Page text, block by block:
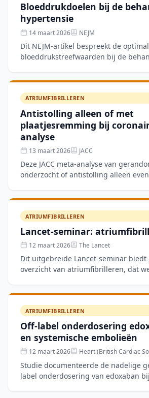
Bloeddrukdoelen bij de
hypertensie
14 maart 2026 NEJM
Dit NEJM-artikel bespreekt de
bloeddrukstreefwaarden bij de
een belangrijk kli
ATRIUMFIBRILLEREN
Antistolling alleen of met
plaatjesremming bij
analyse
13 maart 2026 JACC
Deze JACC meta-analyse van
onderzocht of antistolling alleen
co
ATRIUMFIBRILLEREN
Lancet-seminar:
12 maart 2026 The Lancet
Dit uitgebreide Lancet-seminar biedt
overzicht van atriumfibrilleren, dat
toegenomen detec
ATRIUMFIBRILLEREN
Off-label onderdosering
en systemische embolieën
12 maart 2026 Heart (British Cardiac
Studie documenteerde de nadelige
label onderdosering van edoxaban bij